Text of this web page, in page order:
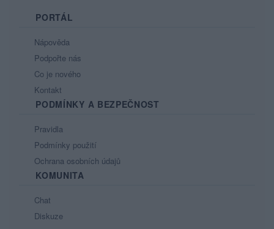
PORTÁL
Nápověda
Podpořte nás
Co je nového
Kontakt
PODMÍNKY A BEZPEČNOST
Pravidla
Podmínky použití
Ochrana osobních údajů
KOMUNITA
Chat
Diskuze